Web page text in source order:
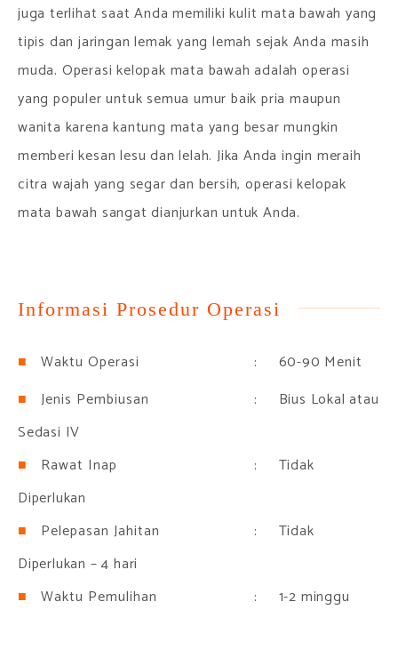
juga terlihat saat Anda memiliki kulit mata bawah yang
tipis dan jaringan lemak yang lemah sejak Anda masih
muda. Operasi kelopak mata bawah adalah operasi
yang populer untuk semua umur baik pria maupun
wanita karena kantung mata yang besar mungkin
memberi kesan lesu dan lelah. Jika Anda ingin meraih
citra wajah yang segar dan bersih, operasi kelopak
mata bawah sangat dianjurkan untuk Anda.
Informasi Prosedur Operasi
Waktu Operasi
: 60-90 Menit
Jenis Pembiusan
: Bius Lokal atau
Sedasi IV
Rawat Inap
: Tidak
Diperlukan
Pelepasan Jahitan
: Tidak
Diperlukan – 4 hari
Waktu Pemulihan
: 1-2 minggu